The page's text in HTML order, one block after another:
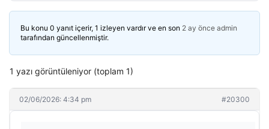
Bu konu 0 yanıt içerir, 1 izleyen vardır ve en son 2 ay önce admin
tarafından güncellenmiştir.
1 yazı görüntüleniyor (toplam 1)
02/06/2026: 4:34 pm #20300